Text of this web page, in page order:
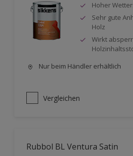
Hoher
Sehr gute
Holz
Wirkt
Nur beim Händler erhältlich
Vergleichen
Rubbol BL Ventura Satin